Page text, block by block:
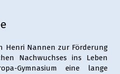
Henri Nannen zur Förderung
Nachwuchses ins Leben
Gymnasium eine lange